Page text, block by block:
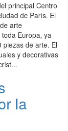
principal Centro
de París. El
arte
Europa, ya
de arte. El
y decorativas
la